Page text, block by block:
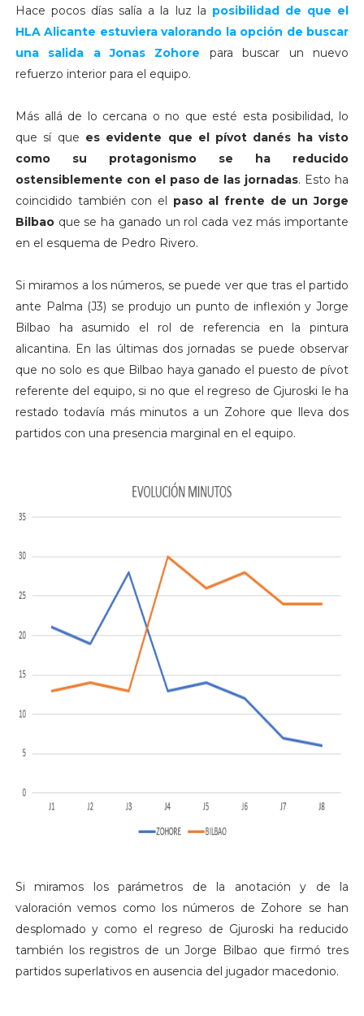
Hace pocos días salía a la luz la posibilidad de que el
HLA Alicante estuviera valorando la opción de buscar
una salida a Jonas Zohore para buscar un nuevo
refuerzo interior para el equipo.
Más allá de lo cercana o no que esté esta posibilidad, lo
que sí que es evidente que el pívot danés ha visto
como su protagonismo se ha reducido
ostensiblemente con el paso de las jornadas. Esto ha
coincidido también con el paso al frente de un Jorge
Bilbao que se ha ganado un rol cada vez más importante
en el esquema de Pedro Rivero.
Si miramos a los números, se puede ver que tras el partido
ante Palma (J3) se produjo un punto de inflexión y Jorge
Bilbao ha asumido el rol de referencia en la pintura
alicantina. En las últimas dos jornadas se puede observar
que no solo es que Bilbao haya ganado el puesto de pívot
referente del equipo, si no que el regreso de Gjuroski le ha
restado todavía más minutos a un Zohore que lleva dos
partidos con una presencia marginal en el equipo.
Si miramos los parámetros de la anotación y de la
valoración vemos como los números de Zohore se han
desplomado y como el regreso de Gjuroski ha reducido
también los registros de un Jorge Bilbao que firmó tres
partidos superlativos en ausencia del jugador macedonio.